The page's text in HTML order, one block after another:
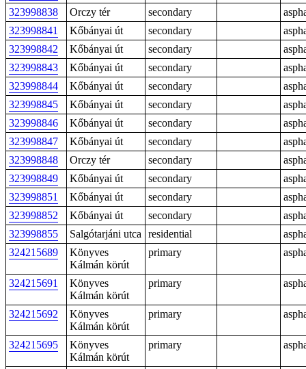
323998838
Orczy tér secondary
323998841
Kőbányai út secondary
323998842
Kőbányai út secondary
323998843
Kőbányai út secondary
323998844
Kőbányai út secondary
323998845
Kőbányai út secondary
323998846
Kőbányai út secondary
323998847
Kőbányai út secondary
323998848
Orczy tér secondary
323998849
Kőbányai út secondary
323998851
Kőbányai út secondary
323998852
Kőbányai út secondary
323998855
Salgótarjáni utca residential
324215689
Könyves
Kálmán körút
primary
324215691
Könyves
Kálmán körút
primary
324215692
Könyves
Kálmán körút
primary
324215695
Könyves
Kálmán körút
primary